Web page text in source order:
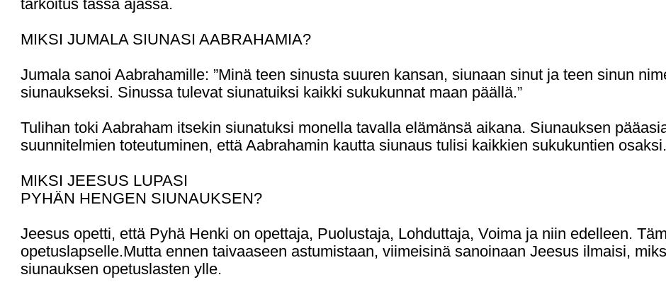
tarkoitus tässä ajassa.
MIKSI JUMALA SIUNASI AABRAHAMIA?
Jumala sanoi Aabrahamille: ”Minä teen sinusta suuren kansan, siunaan sinut ja teen sinun
siunaukseksi. Sinussa tulevat siunatuiksi kaikki sukukunnat maan päällä.”
Tulihan toki Aabraham itsekin siunatuksi monella tavalla elämänsä aikana. Siunauksen
suunnitelmien toteutuminen, että Aabrahamin kautta siunaus tulisi kaikkien sukukuntien osaksi.
MIKSI JEESUS LUPASI
PYHÄN HENGEN SIUNAUKSEN?
Jeesus opetti, että Pyhä Henki on opettaja, Puolustaja, Lohduttaja, Voima ja niin edelleen.
opetuslapselle.Mutta ennen taivaaseen astumistaan, viimeisinä sanoinaan Jeesus ilmaisi,
siunauksen opetuslasten ylle.